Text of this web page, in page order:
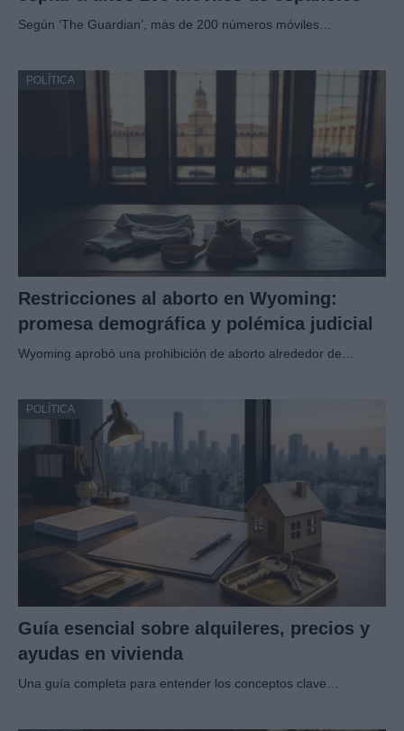
Según ‘The Guardian’, más de 200 números móviles…
POLÍTICA
Restricciones al aborto en Wyoming:
promesa demográfica y polémica judicial
Wyoming aprobó una prohibición de aborto alrededor de…
POLÍTICA
Guía esencial sobre alquileres, precios y
ayudas en vivienda
Una guía completa para entender los conceptos clave…